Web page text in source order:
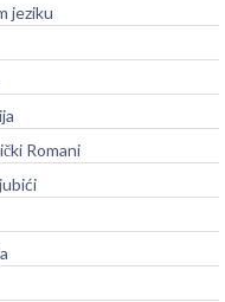
jeziku
Romani